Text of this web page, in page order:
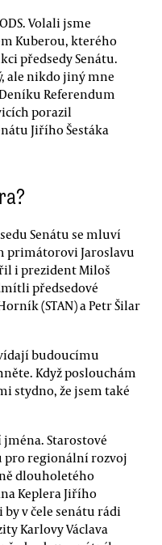
Volali jsme
Kuberou, kterého
předsedy Senátu.
ale nikdo jiný mne
Referendum
porazil
Jiřího Šestáka
Senátu se mluví
primátorovi Jaroslavu
i prezident Miloš
předsedové
(STAN) a Petr Šilar
budoucímu
Když poslouchám
stydno, že jsem také
Starostové
pro regionální rozvoj
dlouholetého
Keplera Jiřího
by v čele senátu rádi
Karlovy Václava